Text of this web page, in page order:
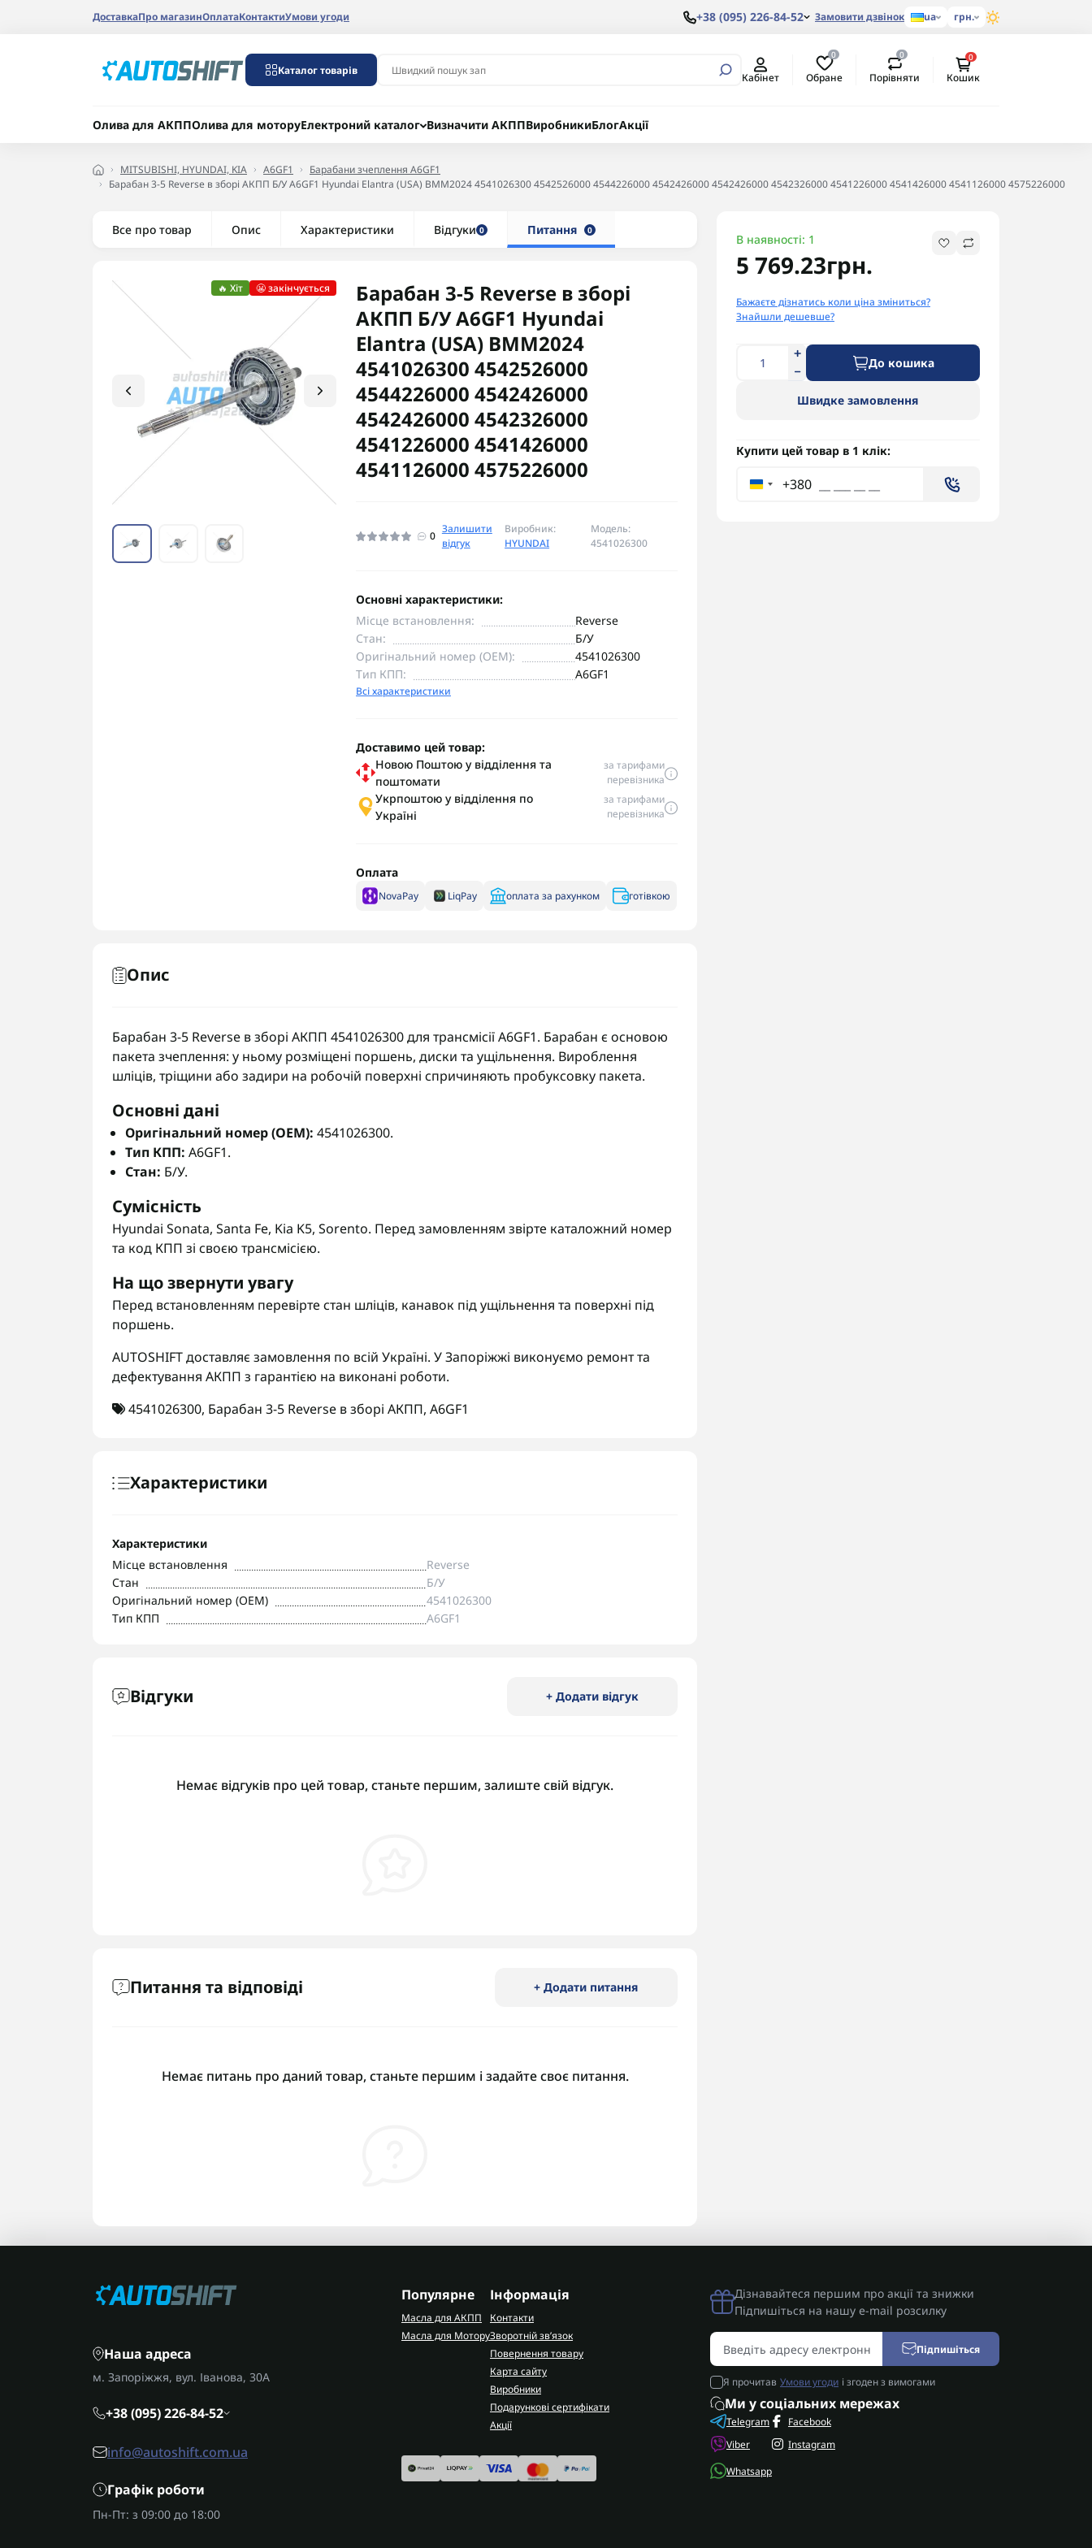
ДоставкаПро магазинОплатаКонтактиУмови угоди +38 (095) 226-84-52 Замовити дзвінок ua грн.
Каталог товарів
Кабінет
0
Обране
0
Порівняти
0
Кошик
Олива для АКППОлива для моторуЕлектроний каталог Визначити АКППВиробникиБлогАкції
MITSUBISHI, HYUNDAI, KIA A6GF1
Барабани зчеплення A6GF1
Барабан 3-5 Reverse в зборі АКПП Б/У A6GF1 Hyundai Elantra (USA) BMM2024 4541026300 4542526000 4544226000 4542426000 4542426000 4542326000 4541226000 4541426000 4541126000 4575226000
Все про товар Опис Характеристики Відгуки 0 Питання 0
🔥 Хіт 😬 закінчується
Барабан 3-5 Reverse в зборі
АКПП Б/У A6GF1 Hyundai
Elantra (USA) BMM2024
4541026300 4542526000
4544226000 4542426000
4542426000 4542326000
4541226000 4541426000
4541126000 4575226000
0
Залишити
відгук
Виробник:
HYUNDAI
Модель:
4541026300
В наявності: 1
5 769.23грн.
Бажаєте дізнатись коли ціна зміниться?
Знайшли дешевше?
До кошика
Швидке замовлення
Купити цей товар в 1 клік:
+380
Основні характеристики:
Місце встановлення:
Reverse
Стан:
Б/У
Оригінальний номер (OEM):
4541026300
Тип КПП:
A6GF1
Всі характеристики
Доставимо цей товар:
Новою Поштою у відділення та
поштомати
за тарифами
перевізника
Укрпоштою у відділення по
Україні
за тарифами
перевізника
Оплата
NovaPay LiqPay оплата за рахунком готівкою
Опис
Барабан 3-5 Reverse в зборі АКПП 4541026300 для трансмісії A6GF1. Барабан є основою
пакета зчеплення: у ньому розміщені поршень, диски та ущільнення. Вироблення
шліців, тріщини або задири на робочій поверхні спричиняють пробуксовку пакета.
Основні дані
Оригінальний номер (OEM): 4541026300.
Тип КПП: A6GF1.
Стан: Б/У.
Сумісність
Hyundai Sonata, Santa Fe, Kia K5, Sorento. Перед замовленням звірте каталожний номер
та код КПП зі своєю трансмісією.
На що звернути увагу
Перед встановленням перевірте стан шліців, канавок під ущільнення та поверхні під
поршень.
AUTOSHIFT доставляє замовлення по всій Україні. У Запоріжжі виконуємо ремонт та
дефектування АКПП з гарантією на виконані роботи.
4541026300, Барабан 3-5 Reverse в зборі АКПП, A6GF1
Характеристики
Характеристики
Місце встановлення
Reverse
Стан
Б/У
Оригінальний номер (OEM)
4541026300
Тип КПП
A6GF1
Відгуки + Додати відгук
Немає відгуків про цей товар, станьте першим, залиште свій відгук.
Питання та відповіді + Додати питання
Немає питань про даний товар, станьте першим і задайте своє питання.
Наша адреса
м. Запоріжжя, вул. Іванова, 30А
+38 (095) 226-84-52
info@autoshift.com.ua
Графік роботи
Пн-Пт: з 09:00 до 18:00
Популярне
Масла для АКПП
Масла для Мотору
Інформація
Контакти
Зворотній зв’язок
Повернення товару
Карта сайту
Виробники
Подарункові сертифікати
Акції
Ми у соціальних мережах
Telegram
Viber
Whatsapp
Facebook
Instagram
Дізнавайтеся першим про акції та знижки
Підпишіться на нашу e-mail розсилку
Підпишіться
Я прочитав Умови угоди і згоден з вимогами